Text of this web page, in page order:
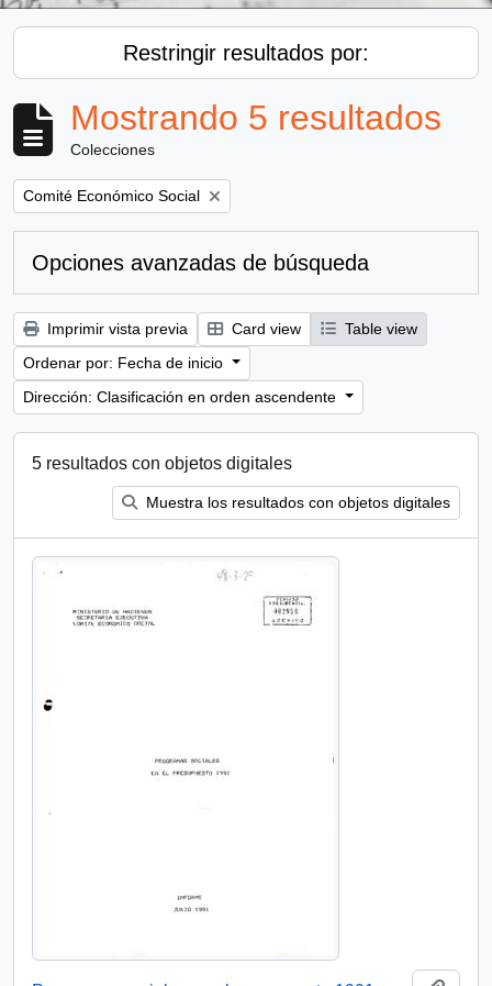
Restringir resultados por:
Mostrando 5 resultados
Colecciones
Remove filter:
Comité Económico Social
Opciones avanzadas de búsqueda
Imprimir vista previa Card view
Table view
Ordenar por: Fecha de inicio
Dirección: Clasificación en orden ascendente
5 resultados con objetos digitales
Muestra los resultados con objetos digitales